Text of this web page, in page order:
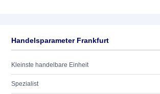
Handelsparameter Frankfurt
Kleinste handelbare Einheit
Spezialist